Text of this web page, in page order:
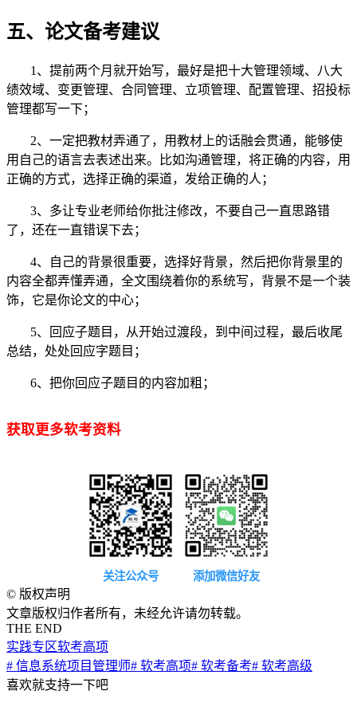
五、论文备考建议
1、提前两个月就开始写，最好是把十大管理领域、八大
绩效域、变更管理、合同管理、立项管理、配置管理、招投标
管理都写一下；
2、一定把教材弄通了，用教材上的话融会贯通，能够使
用自己的语言去表述出来。比如沟通管理，将正确的内容，用
正确的方式，选择正确的渠道，发给正确的人；
3、多让专业老师给你批注修改，不要自己一直思路错
了，还在一直错误下去；
4、自己的背景很重要，选择好背景，然后把你背景里的
内容全都弄懂弄通，全文围绕着你的系统写，背景不是一个装
饰，它是你论文的中心；
5、回应子题目，从开始过渡段，到中间过程，最后收尾
总结，处处回应字题目；
6、把你回应子题目的内容加粗；
获取更多软考资料
关注公众号 添加微信好友
© 版权声明
文章版权归作者所有，未经允许请勿转载。
THE END
实践专区软考高项
# 信息系统项目管理师# 软考高项# 软考备考# 软考高级
喜欢就支持一下吧